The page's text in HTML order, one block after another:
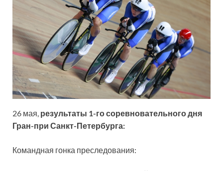
26 мая, результаты 1-го соревновательного дня
Гран-при Санкт-Петербурга:
Командная гонка преследования: